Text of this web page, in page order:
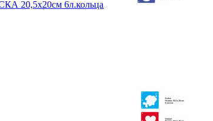
20,5х20см 6л.кольца